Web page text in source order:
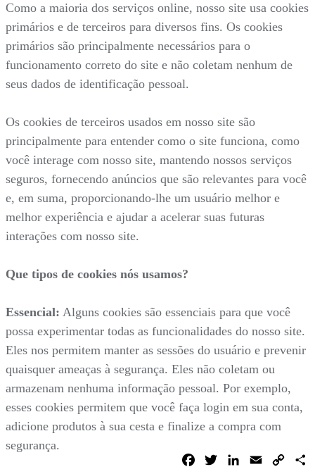
FacebookTwitterLinkedIn
Email Copy
Link
Como a maioria dos serviços online, nosso site usa cookies
primários e de terceiros para diversos fins. Os cookies
primários são principalmente necessários para o
funcionamento correto do site e não coletam nenhum de
seus dados de identificação pessoal.
Os cookies de terceiros usados em nosso site são
principalmente para entender como o site funciona, como
você interage com nosso site, mantendo nossos serviços
seguros, fornecendo anúncios que são relevantes para você
e, em suma, proporcionando-lhe um usuário melhor e
melhor experiência e ajudar a acelerar suas futuras
interações com nosso site.
Que tipos de cookies nós usamos?
Essencial: Alguns cookies são essenciais para que você
possa experimentar todas as funcionalidades do nosso site.
Eles nos permitem manter as sessões do usuário e prevenir
quaisquer ameaças à segurança. Eles não coletam ou
armazenam nenhuma informação pessoal. Por exemplo,
esses cookies permitem que você faça login em sua conta,
adicione produtos à sua cesta e finalize a compra com
segurança.